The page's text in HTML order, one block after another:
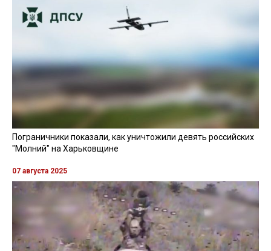
Пограничники показали, как уничтожили девять российских
"Молний" на Харьковщине
07 августа 2025